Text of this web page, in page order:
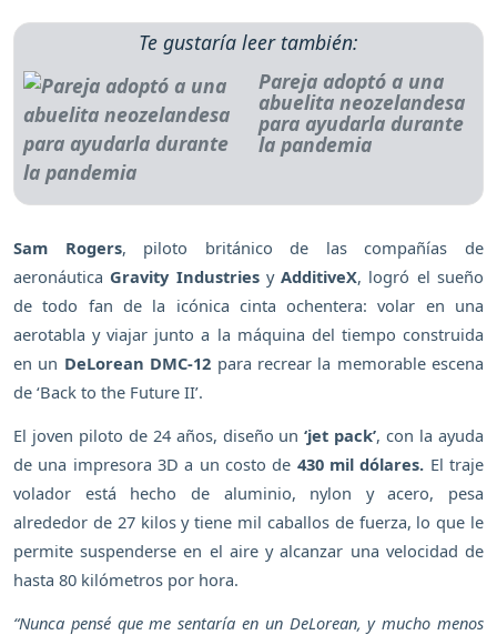
Te gustaría leer también:
Pareja adoptó a una
abuelita neozelandesa
para ayudarla durante
la pandemia
Sam Rogers, piloto británico de las compañías de
aeronáuticaGravity Industries yAdditiveX, logró el sueño
de todo fan de la icónica cinta ochentera: volar en una
aerotabla y viajar junto a la máquina del tiempo construida
en un DeLorean DMC-12 para recrear la memorable escena
de ‘Back to the Future II’.
El joven piloto de 24 años, diseño un‘jet pack’, con la ayuda
de una impresora 3D a un costo de 430 mil dólares. El traje
volador está hecho de aluminio, nylon y acero, pesa
alrededor de 27 kilos y tiene mil caballos de fuerza, lo que le
permite suspenderse en el aire y alcanzar una velocidad de
hasta 80 kilómetros por hora.
“Nunca pensé que me sentaría en un DeLorean, y mucho menos